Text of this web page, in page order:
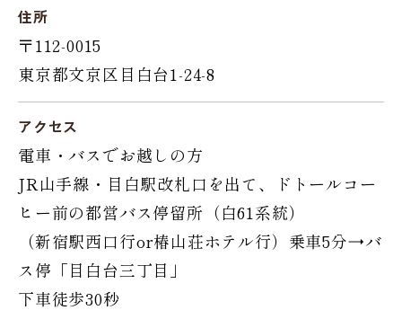
住所
〒112-0015
東京都文京区目白台1-24-8
アクセス
電車・バスでお越しの方
JR山手線・目白駅改札口を出て、ドトールコー
ヒー前の都営バス停留所（白61系統）
（新宿駅西口行or椿山荘ホテル行）乗車5分→バ
ス停「目白台三丁目」
下車徒歩30秒